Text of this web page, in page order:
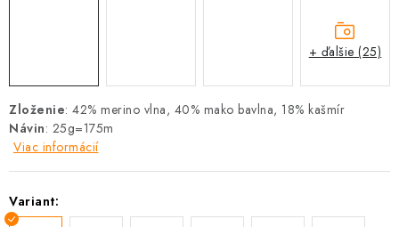
Zloženie: 42% merino vlna, 40% mako bavlna, 18% kašmír
Návin: 25g=175m
Viac informácií
Variant:
+ ďalšie (25)